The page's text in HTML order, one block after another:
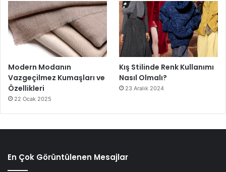
Modern Modanın
Vazgeçilmez Kumaşları ve
Özellikleri
22 Ocak 2025
Kış Stilinde Renk Kullanımı
Nasıl Olmalı?
23 Aralık 2024
En Çok Görüntülenen Mesajlar